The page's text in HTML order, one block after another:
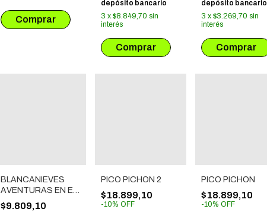
depósito bancario
3 x $8.849,70 sin
interés
depósito bancario
3 x $3.269,70 sin
interés
BLANCANIEVES
AVENTURAS EN EL
BOSQUE: LA HORA
$9.809,10
PICO PICHON 2
$18.899,10
-10% OFF
PICO PICHON
$18.899,10
-10% OFF